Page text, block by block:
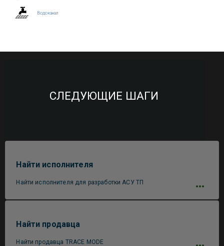
Водоканал
СЛЕДУЮЩИЕ ШАГИ
Найти исполнителя
Найти исполнителя для разработки АСУ ТП
Найти продавца
Найти продавца TRACE MODE